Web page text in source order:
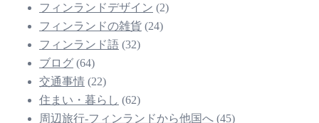
フィンランドデザイン (2)
フィンランドの雑貨 (24)
フィンランド語 (32)
ブログ (64)
交通事情 (22)
住まい・暮らし (62)
周辺旅行-フィンランドから他国へ (45)